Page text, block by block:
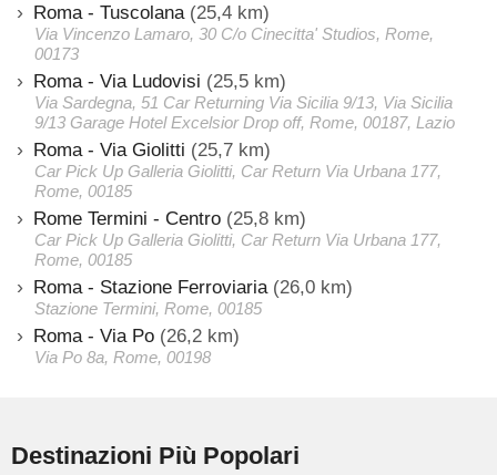
Roma - Tuscolana (25,4 km)
Via Vincenzo Lamaro, 30 C/o Cinecitta' Studios, Rome,
00173
Roma - Via Ludovisi (25,5 km)
Via Sardegna, 51 Car Returning Via Sicilia 9/13, Via Sicilia
9/13 Garage Hotel Excelsior Drop off, Rome, 00187, Lazio
Roma - Via Giolitti (25,7 km)
Car Pick Up Galleria Giolitti, Car Return Via Urbana 177,
Rome, 00185
Rome Termini - Centro (25,8 km)
Car Pick Up Galleria Giolitti, Car Return Via Urbana 177,
Rome, 00185
Roma - Stazione Ferroviaria (26,0 km)
Stazione Termini, Rome, 00185
Roma - Via Po (26,2 km)
Via Po 8a, Rome, 00198
Destinazioni Più Popolari